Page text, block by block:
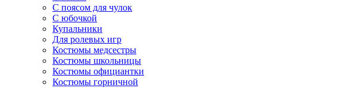
С поясом для чулок
С юбочкой
Купальники
Для ролевых игр
Костюмы медсестры
Костюмы школьницы
Костюмы официантки
Костюмы горничной